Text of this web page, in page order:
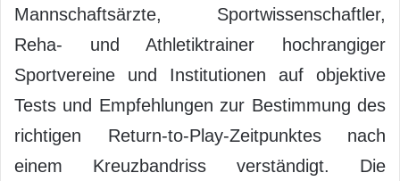
Mannschaftsärzte, Sportwissenschaftler,
Reha- und Athletiktrainer hochrangiger
Sportvereine und Institutionen auf objektive
Tests und Empfehlungen zur Bestimmung des
richtigen Return-to-Play-Zeitpunktes nach
einem Kreuzbandriss verständigt. Die